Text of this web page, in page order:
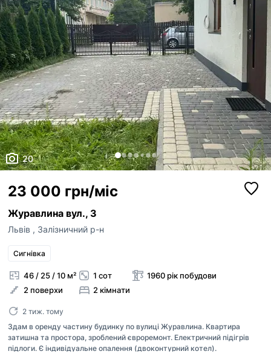
20
23 000 грн/міс
Журавлина вул., 3
Львів , Залізничний р-н
Сигнівка
46 / 25 / 10 м²
2 поверхи
1 сот
2 кімнати
1960 рік побудови
2 тиж. тому
Здам в оренду частину будинку по вулиці Журавлина. Квартира
затишна та простора, зроблений євроремонт. Електричний підігрів
підлоги. Є індивідуальне опалення (двоконтурний котел).